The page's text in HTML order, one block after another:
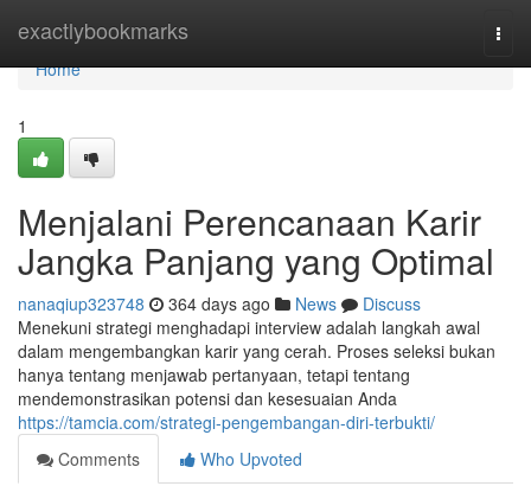
exactlybookmarks
Home
Home
1
Menjalani Perencanaan Karir
Jangka Panjang yang Optimal
nanaqiup323748 364 days ago News
Discuss
Menekuni strategi menghadapi interview adalah langkah awal
dalam mengembangkan karir yang cerah. Proses seleksi bukan
hanya tentang menjawab pertanyaan, tetapi tentang
mendemonstrasikan potensi dan kesesuaian Anda
https://tamcia.com/strategi-pengembangan-diri-terbukti/
Comments
Who Upvoted